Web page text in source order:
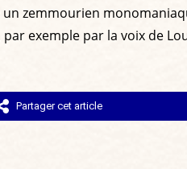
zemmourien
exemple par la voix de
Partager cet article